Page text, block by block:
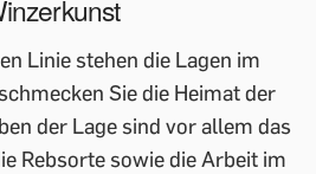
Linie stehen die Lagen im
Sie die Heimat der
der Lage sind vor allem das
Rebsorte sowie die Arbeit im